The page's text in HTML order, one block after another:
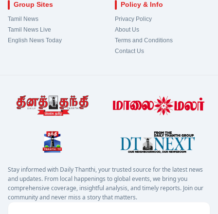
Group Sites
Tamil News
Tamil News Live
English News Today
Policy & Info
Privacy Policy
About Us
Terms and Conditions
Contact Us
Stay informed with Daily Thanthi, your trusted source for the latest news
and updates. From local happenings to global events, we bring you
comprehensive coverage, insightful analysis, and timely reports. Join our
community and never miss a story that matters.